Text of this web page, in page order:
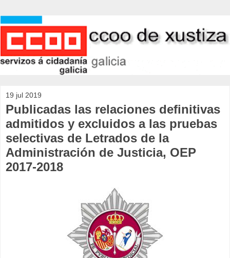
19 jul 2019
Publicadas las relaciones definitivas
admitidos y excluidos a las pruebas
selectivas de Letrados de la
Administración de Justicia, OEP
2017-2018